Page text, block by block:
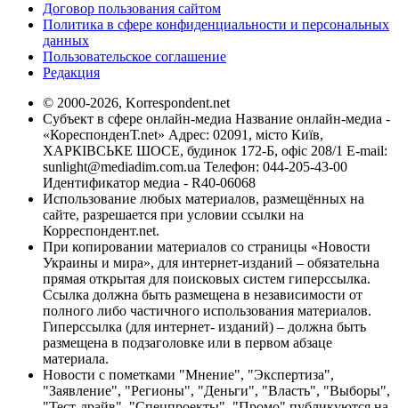
Договор пользования сайтом
Политика в сфере конфиденциальности и персональных
данных
Пользовательское соглашение
Редакция
© 2000-2026, Korrespondent.net
Субъект в сфере онлайн-медиа Название онлайн-медиа -
«КореспонденТ.net» Адрес: 02091, місто Київ,
ХАРКІВСЬКЕ ШОСЕ, будинок 172-Б, офіс 208/1 E-mail:
sunlight@mediadim.com.ua Телефон: 044-205-43-00
Идентификатор медиа - R40-06068
Использование любых материалов, размещённых на
сайте, разрешается при условии ссылки на
Корреспондент.net.
При копировании материалов со страницы «Новости
Украины и мира», для интернет-изданий – обязательна
прямая открытая для поисковых систем гиперссылка.
Ссылка должна быть размещена в независимости от
полного либо частичного использования материалов.
Гиперссылка (для интернет- изданий) – должна быть
размещена в подзаголовке или в первом абзаце
материала.
Новости с пометками "Мнение", "Экспертиза",
"Заявление", "Регионы", "Деньги", "Власть", "Выборы",